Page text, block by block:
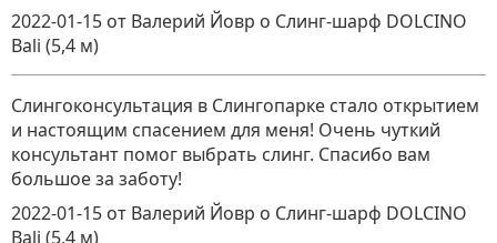
2022-01-15 от Валерий Йовр о Слинг-шарф DOLCINO
Bali (5,4 м)
Слингоконсультация в Слингопарке стало открытием
и настоящим спасением для меня! Очень чуткий
консультант помог выбрать слинг. Спасибо вам
большое за заботу!
2022-01-15 от Валерий Йовр о Слинг-шарф DOLCINO
Bali (5,4 м)